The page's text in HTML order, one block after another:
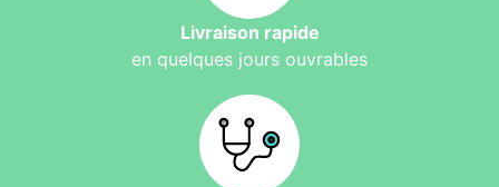
Livraison rapide
en quelques jours ouvrables